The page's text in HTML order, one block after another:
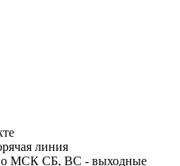
линия
МСК СБ, ВС - выходные